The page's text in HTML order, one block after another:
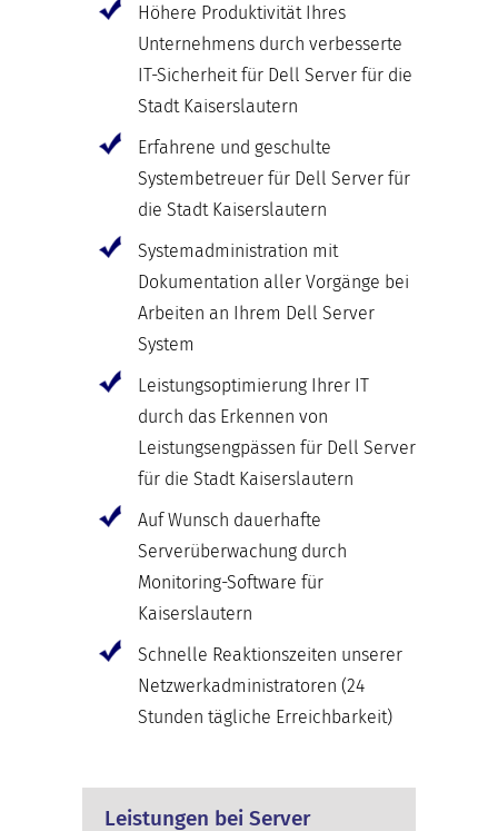
Höhere Produktivität Ihres
Unternehmens durch verbesserte
IT-Sicherheit für Dell Server für die
Stadt Kaiserslautern
Erfahrene und geschulte
Systembetreuer für Dell Server für
die Stadt Kaiserslautern
Systemadministration mit
Dokumentation aller Vorgänge bei
Arbeiten an Ihrem Dell Server
System
Leistungsoptimierung Ihrer IT
durch das Erkennen von
Leistungsengpässen für Dell Server
für die Stadt Kaiserslautern
Auf Wunsch dauerhafte
Serverüberwachung durch
Monitoring-Software für
Kaiserslautern
Schnelle Reaktionszeiten unserer
Netzwerkadministratoren (24
Stunden tägliche Erreichbarkeit)
Leistungen bei Server